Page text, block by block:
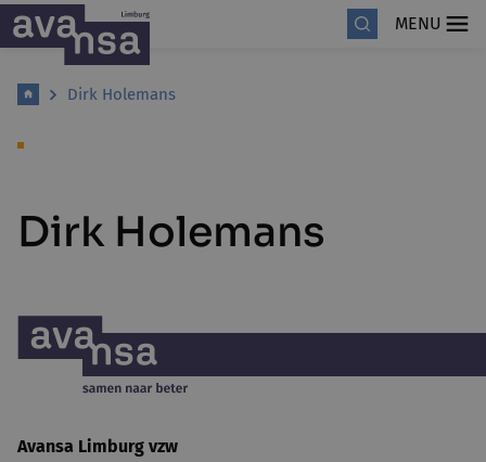
MENU
Dirk Holemans
Dirk Holemans
Avansa Limburg vzw